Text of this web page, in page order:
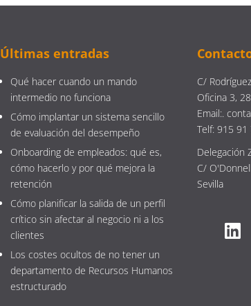
Últimas entradas
Qué hacer cuando un mando
intermedio no funciona
Cómo implantar un sistema sencillo
de evaluación del desempeño
Onboarding de empleados: qué es,
cómo hacerlo y por qué mejora la
retención
Cómo planificar la salida de un perfil
crítico sin afectar al negocio ni a los
clientes
Los costes ocultos de no tener un
departamento de Recursos Humanos
estructurado
C/
Oficina 3,
Email:.
Telf: 915 91
Delegación
C/
Sevilla